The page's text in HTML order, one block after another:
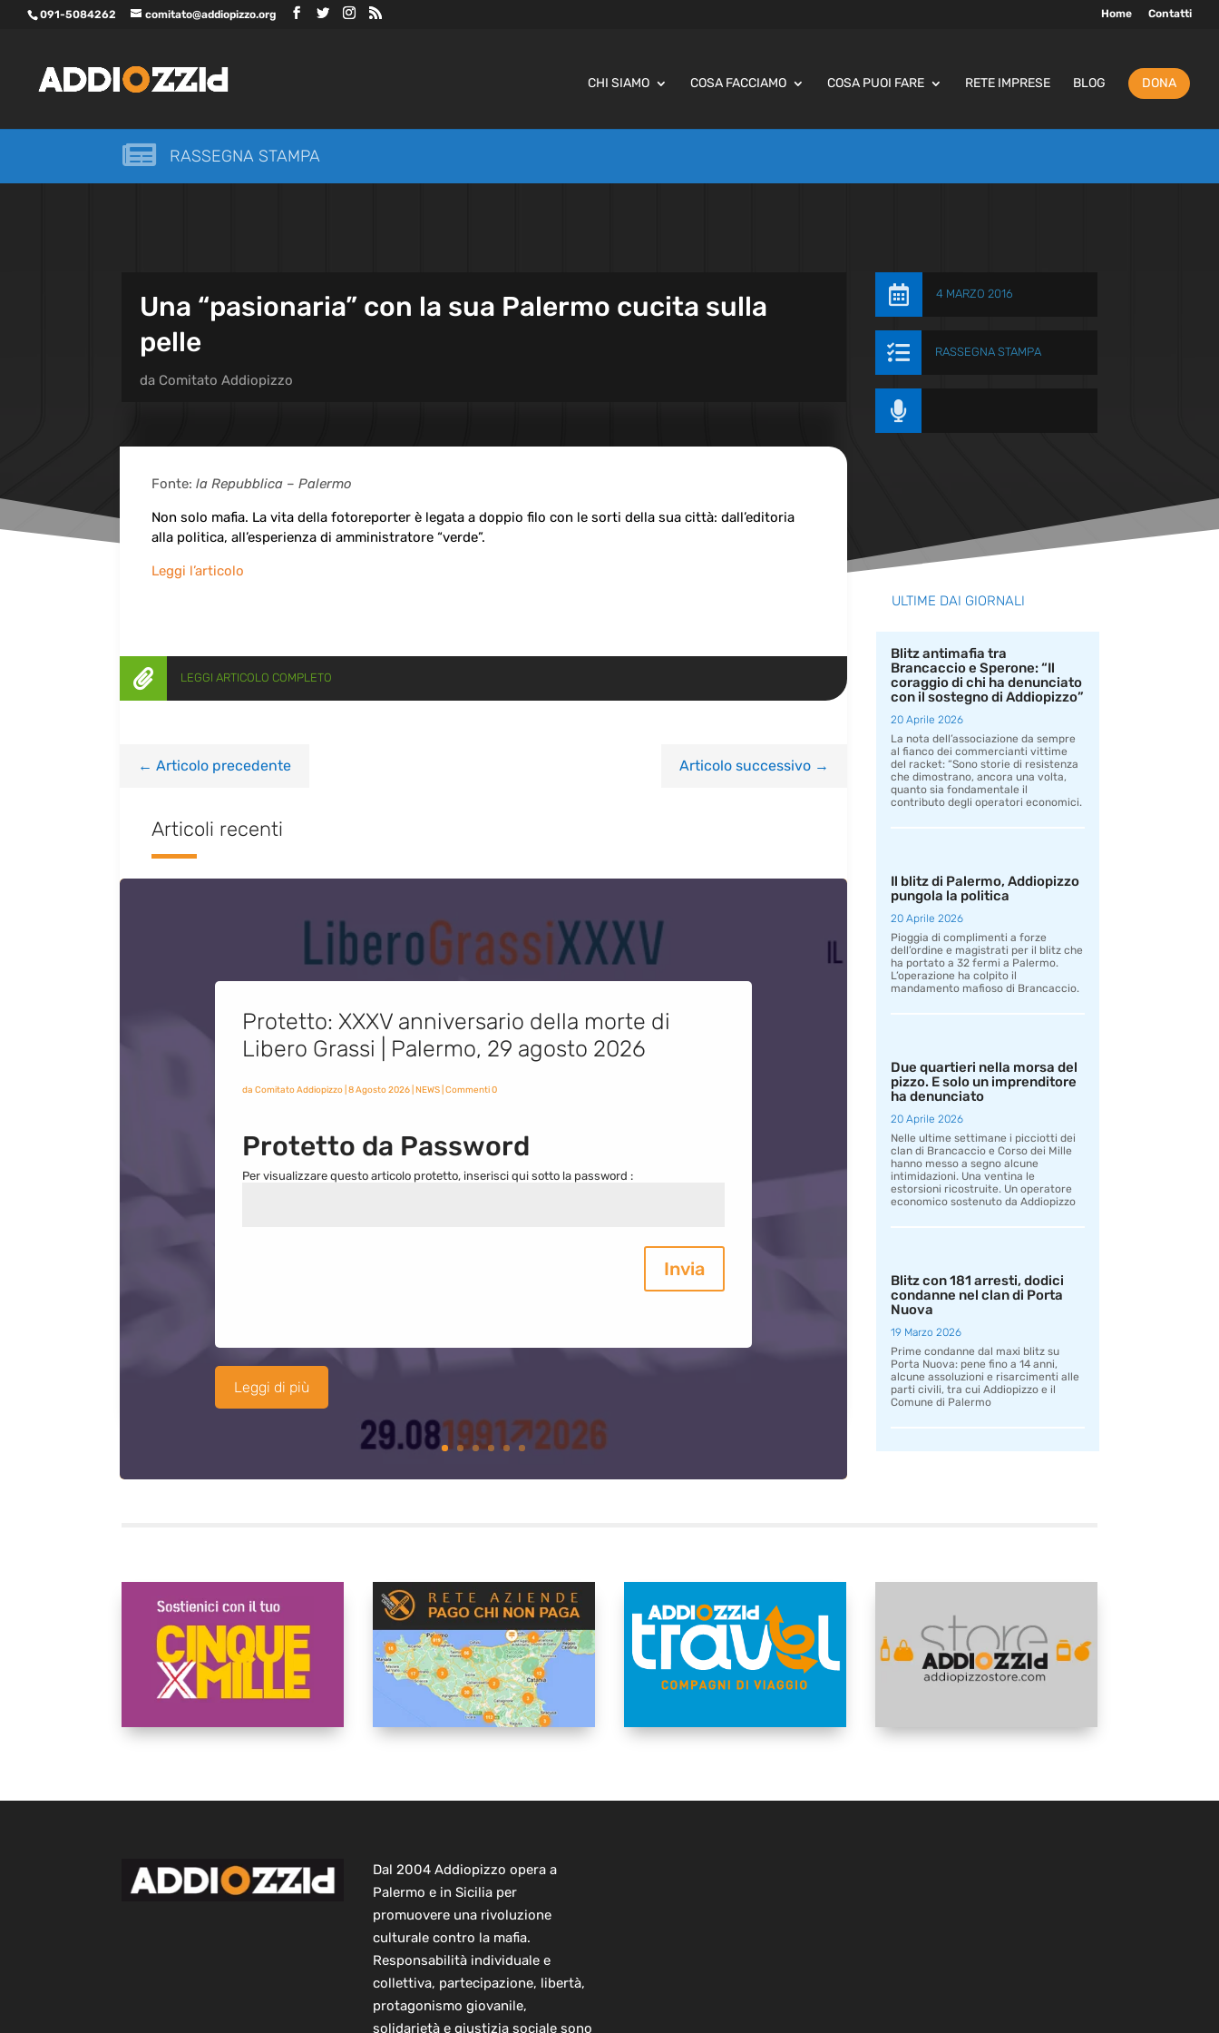
091-5084262 comitato@addiopizzo.org Home Contatti
CHI SIAMO COSA FACCIAMO COSA PUOI FARE RETE IMPRESE BLOG DONA
 RASSEGNA STAMPA
Una “pasionaria” con la sua Palermo cucita sulla
pelle
da Comitato Addiopizzo
 4 MARZO 2016
 RASSEGNA STAMPA

Fonte: la Repubblica – Palermo
Non solo mafia. La vita della fotoreporter è legata a doppio filo con le sorti della sua città: dall’editoria
alla politica, all’esperienza di amministratore “verde”.
Leggi l’articolo
 LEGGI ARTICOLO COMPLETO
← Articolo precedente Articolo successivo→
Articoli recenti
Protetto: XXXV anniversario della morte di
Libero Grassi | Palermo, 29 agosto 2026
da Comitato Addiopizzo| 8 Agosto 2026| NEWS| Commenti 0
Protetto da Password
Per visualizzare questo articolo protetto, inserisci qui sotto la password :
Invia
Leggi di più
ULTIME DAI GIORNALI
Blitz antimafia tra
Brancaccio e Sperone: “Il
coraggio di chi ha denunciato
con il sostegno di Addiopizzo”
20 Aprile 2026
La nota dell’associazione da sempre
al fianco dei commercianti vittime
del racket: “Sono storie di resistenza
che dimostrano, ancora una volta,
quanto sia fondamentale il
contributo degli operatori economici.
Il blitz di Palermo, Addiopizzo
pungola la politica
20 Aprile 2026
Pioggia di complimenti a forze
dell’ordine e magistrati per il blitz che
ha portato a 32 fermi a Palermo.
L’operazione ha colpito il
mandamento mafioso di Brancaccio.
Due quartieri nella morsa del
pizzo. E solo un imprenditore
ha denunciato
20 Aprile 2026
Nelle ultime settimane i picciotti dei
clan di Brancaccio e Corso dei Mille
hanno messo a segno alcune
intimidazioni. Una ventina le
estorsioni ricostruite. Un operatore
economico sostenuto da Addiopizzo
Blitz con 181 arresti, dodici
condanne nel clan di Porta
Nuova
19 Marzo 2026
Prime condanne dal maxi blitz su
Porta Nuova: pene fino a 14 anni,
alcune assoluzioni e risarcimenti alle
parti civili, tra cui Addiopizzo e il
Comune di Palermo
Dal 2004 Addiopizzo opera a
Palermo e in Sicilia per
promuovere una rivoluzione
culturale contro la mafia.
Responsabilità individuale e
collettiva, partecipazione, libertà,
protagonismo giovanile,
solidarietà e giustizia sociale sono